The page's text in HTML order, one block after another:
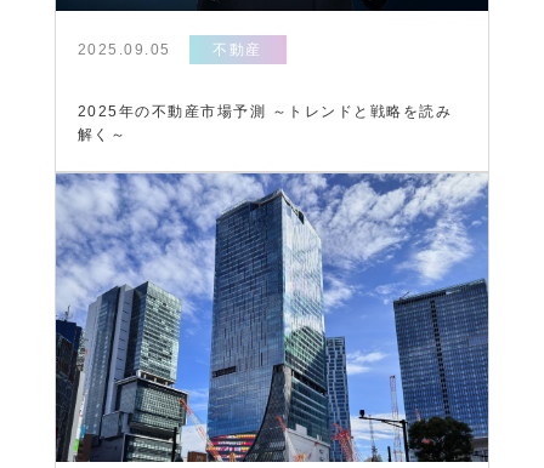
2025.09.05 不動産
2025年の不動産市場予測 ～トレンドと戦略を読み
解く～